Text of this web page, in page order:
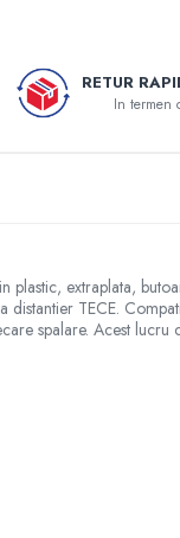
RETUR
In termen
extraplata,
TECE.
spalare. Acest